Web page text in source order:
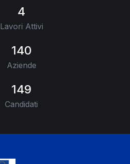
4
Lavori Attivi
140
Aziende
149
Candidati